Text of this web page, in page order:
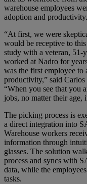
warehouse employees
adoption and productivity.
“At first, we were
would be receptive to
study with a veteran, 51-
worked at Nadro for
was the first employee to
productivity,” said
“When you see that you
jobs, no matter their age,
The picking process is
a direct integration into
Warehouse workers
information through
glasses. The solution
process and syncs with
data, while the
tasks.